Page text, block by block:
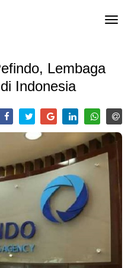
Lembaga
Indonesia